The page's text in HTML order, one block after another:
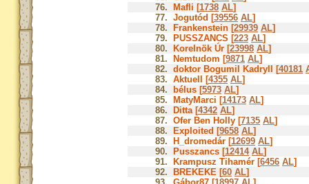
76.
Mafli [1738 AL]
77. Jogutód [39556 AL]
78.
Frankenstein [29939 AL]
79.
PUSSZANCS [223 AL]
80.
Korelnök Úr [23998 AL]
81.
Nemtudom [9871 AL]
82. doktor Bogumil Kadryll [40181
83. Aktuell [4355 AL]
84.
bélus [5973 AL]
85.
MatyMarci [14173 AL]
86.
Ditta [4342 AL]
87. Ofer Ben Holly [7135 AL]
88.
Exploited [9658 AL]
89.
H_dromedár [12699 AL]
90.
Pusszancs [12414 AL]
91.
Krampusz Tihamér [6456 AL]
92.
BREKEKE [60 AL]